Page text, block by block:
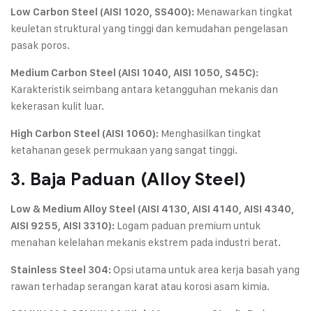
Low Carbon Steel (AISI 1020, SS400): Menawarkan tingkat
keuletan struktural yang tinggi dan kemudahan pengelasan
pasak poros.
Medium Carbon Steel (AISI 1040, AISI 1050, S45C):
Karakteristik seimbang antara ketangguhan mekanis dan
kekerasan kulit luar.
High Carbon Steel (AISI 1060): Menghasilkan tingkat
ketahanan gesek permukaan yang sangat tinggi.
3. Baja Paduan (Alloy Steel)
Low & Medium Alloy Steel (AISI 4130, AISI 4140, AISI 4340,
AISI 9255, AISI 3310): Logam paduan premium untuk
menahan kelelahan mekanis ekstrem pada industri berat.
Stainless Steel 304: Opsi utama untuk area kerja basah yang
rawan terhadap serangan karat atau korosi asam kimia.